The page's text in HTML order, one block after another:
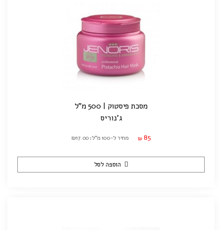
מסכת פיסטוק | 500 מ"ל
ג'נוריס
₪ 85 מחיר ל-100 מ"ל: ₪17.00
הוספה לסל